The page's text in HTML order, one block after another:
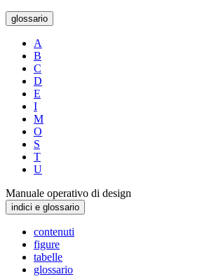
glossario
A
B
C
D
E
I
M
O
S
T
U
Manuale operativo di design
indici e glossario
contenuti
figure
tabelle
glossario